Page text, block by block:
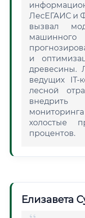
ЛесЕГАИС и
вызвал
и
древесины.
ведущих IT-
лесной
холостые
процентов.
Елизавета